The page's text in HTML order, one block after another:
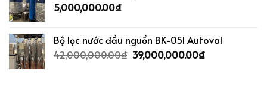
5,000,000.00₫
Bộ lọc nước đầu nguồn BK-05I Autoval
42,000,000.00₫ 39,000,000.00₫